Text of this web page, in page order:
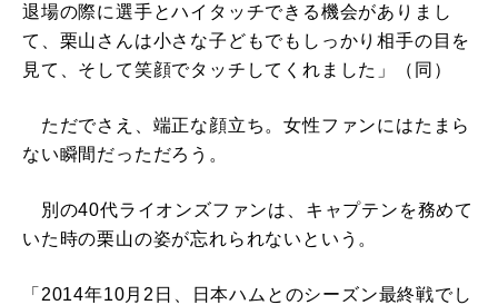
退場の際に選手とハイタッチできる機会がありまし
て、栗山さんは小さな子どもでもしっかり相手の目を
見て、そして笑顔でタッチしてくれました」（同）
ただでさえ、端正な顔立ち。女性ファンにはたまら
ない瞬間だっただろう。
別の40代ライオンズファンは、キャプテンを務めて
いた時の栗山の姿が忘れられないという。
「2014年10月2日、日本ハムとのシーズン最終戦でし